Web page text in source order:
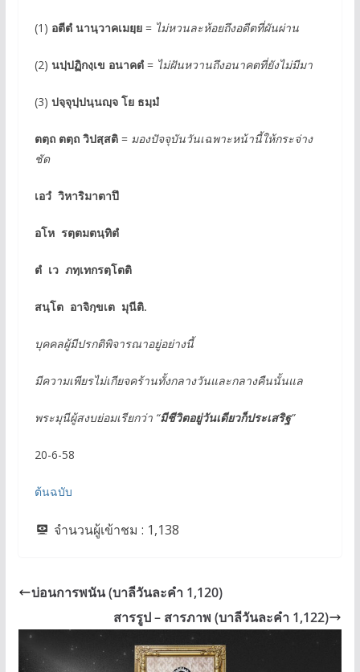
(1) อตีตํ นานฺวาคเมยฺย= ไม่หวนละห้อยถึงอดีตที่ผันผ่าน
(2) นปฺปฏิกงฺเข อนาคตํ= ไม่ฝันหวานถึงอนาคตที่ยังไม่มีมา
(3) ปจฺจุปฺปนฺนญฺจ โย ธมฺมํ
ตตฺถ ตตฺถ วิปสฺสติ= มองปัจจุบันวันเฉพาะหน้านี้ให้กระจ่าง
ชัด
เอวํ วิหาริมาตาปึ
อโห รตฺตมตนฺทิตํ
ตํ เว ภทฺเทกรตฺโตติ
สนฺโต อาจิกฺขเต มุนีติ.
บุคคลผู้มีปรกติพิจารณาอยู่อย่างนี้
มีความเพียรไม่เกียจคร้านทั้งกลางวันและกลางคืนนั้นแล
พระมุนีผู้สงบย่อมเรียกว่า “มีชีวิตอยู่วันเดียวก็ประเสริฐ”
20-6-58
ต้นฉบับ
จำนวนผู้เข้าชม : 1,138
บ่อนการพนัน (บาลีวันละคำ 1,120)
สารรูป – สารภาพ (บาลีวันละคำ 1,122)